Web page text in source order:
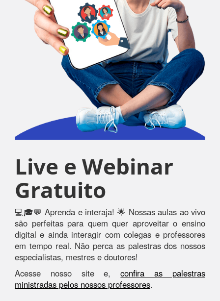
Live e Webinar
Gratuito
💻🎓💬 Aprenda e interaja! 🌟 Nossas aulas ao vivo
são perfeitas para quem quer aproveitar o ensino
digital e ainda interagir com colegas e professores
em tempo real. Não perca as palestras dos nossos
especialistas, mestres e doutores!
Acesse nosso site e,confira as palestras
ministradas pelos nossos professores.